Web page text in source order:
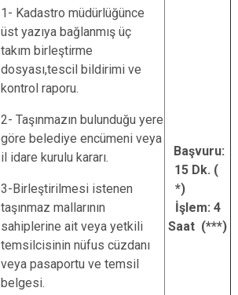
1- Kadastro müdürlüğünce
üst yazıya bağlanmış üç
takım birleştirme
dosyası,tescil bildirimi ve
kontrol raporu.
2- Taşınmazın bulunduğu yere
göre belediye encümeni veya
il idare kurulu kararı.
3-Birleştirilmesi istenen
taşınmaz mallarının
sahiplerine ait veya yetkili
temsilcisinin nüfus cüzdanı
veya pasaportu ve temsil
belgesi.
Başvuru:
15 Dk. (
*)
İşlem: 4
Saat (***)